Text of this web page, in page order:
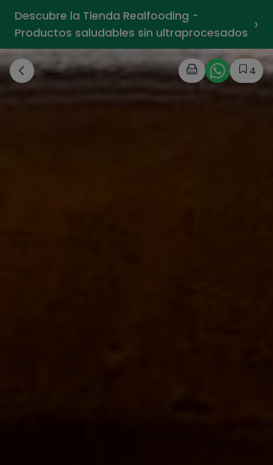
Descubre la Tienda Realfooding -
Productos saludables sin ultraprocesados ›
4